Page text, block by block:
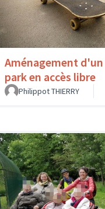
Aménagement
park en accès libre
Philippot THIERRY